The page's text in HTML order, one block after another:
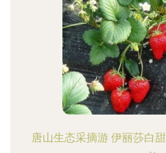
唐山生态采摘游 伊丽莎白